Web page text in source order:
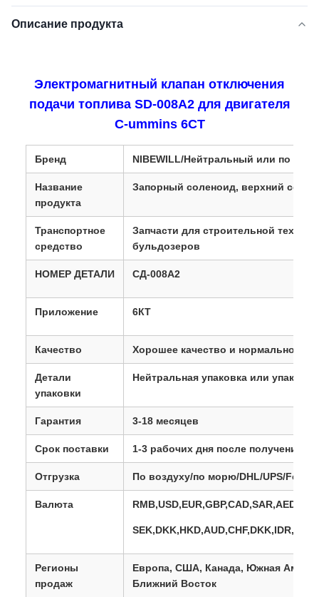
Описание продукта
Электромагнитный клапан отключения
подачи топлива SD-008A2 для двигателя
C-ummins 6CT
Бренд NIBEWILL/Нейтральный или по
Название
продукта
Запорный соленоид, верхний
Транспортное
средство
Запчасти для строительной
бульдозеров
НОМЕР ДЕТАЛИ СД-008А2
Приложение 6КТ
Качество Хорошее качество и нормальное
Детали
упаковки
Нейтральная упаковка или
Гарантия 3-18 месяцев
Срок поставки 1-3 рабочих дня после получения
Отгрузка По воздуху/по морю/DHL/UPS/
Валюта
Регионы
продаж
Европа, США, Канада, Южная
Ближний Восток